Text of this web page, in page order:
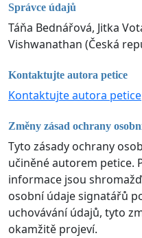
Správce údajů
Táňa Bednářová, Jitka
Vishwanathan (Česká
Kontaktujte autora petice
Kontaktujte autora petice
Změny zásad ochrany
Tyto zásady ochrany
učiněné autorem petice.
informace jsou
osobní údaje signatářů
uchovávání údajů, tyto
okamžitě projeví.